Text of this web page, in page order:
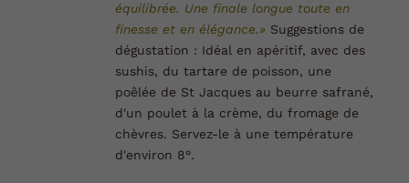
équilibrée. Une finale longue toute en
finesse et en élégance.» Suggestions de
dégustation : Idéal en apéritif, avec des
sushis, du tartare de poisson, une
poêlée de St Jacques au beurre safrané,
d'un poulet à la crème, du fromage de
chèvres. Servez-le à une température
d'environ 8°.